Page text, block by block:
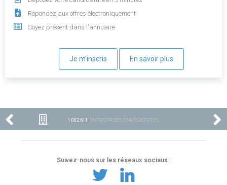
Répondez aux offres électroniquement
Soyez présent dans l'annuaire
Je m'inscris En savoir plus
1 002 611 ENTREPRISES ENREGISTRÉES
Suivez-nous sur les réseaux sociaux :